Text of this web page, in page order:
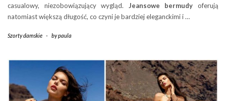
casualowy, niezobowiązujący wygląd. Jeansowe bermudy oferują
natomiast większą długość, co czyni je bardziej eleganckimi i …
Szorty damskie - bypaula